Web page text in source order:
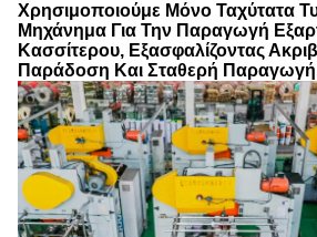
Χρησιμοποιούμε Μόνο Ταχύτατα
Μηχάνημα Για Την Παραγωγή
Κασσίτερου, Εξασφαλίζοντας
Παράδοση Και Σταθερή